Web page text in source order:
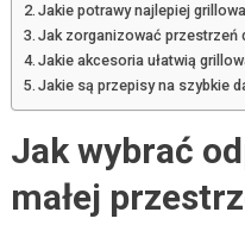
Jakie potrawy najlepiej
Jak zorganizować przestrzeń
Jakie akcesoria ułatwią
Jakie są przepisy na szybkie
Jak wybrać
małej